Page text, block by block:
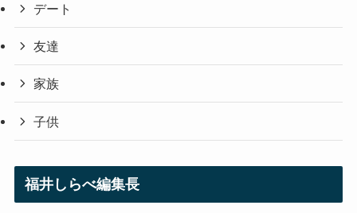
デート
友達
家族
子供
福井しらべ編集長